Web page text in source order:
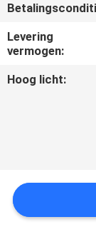
NIEUWS
GEVALLEN
POLICY
Levering
vermogen:
Hoog licht: